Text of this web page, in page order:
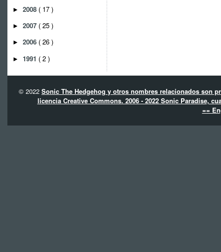
► 2008 ( 17 )
► 2007 ( 25 )
► 2006 ( 26 )
► 1991 ( 2 )
© 2022 Sonic The Hedgehog y otros nombres relacionados son
licencia Creative Commons. 2006 - 2022 Sonic Paradise,
==